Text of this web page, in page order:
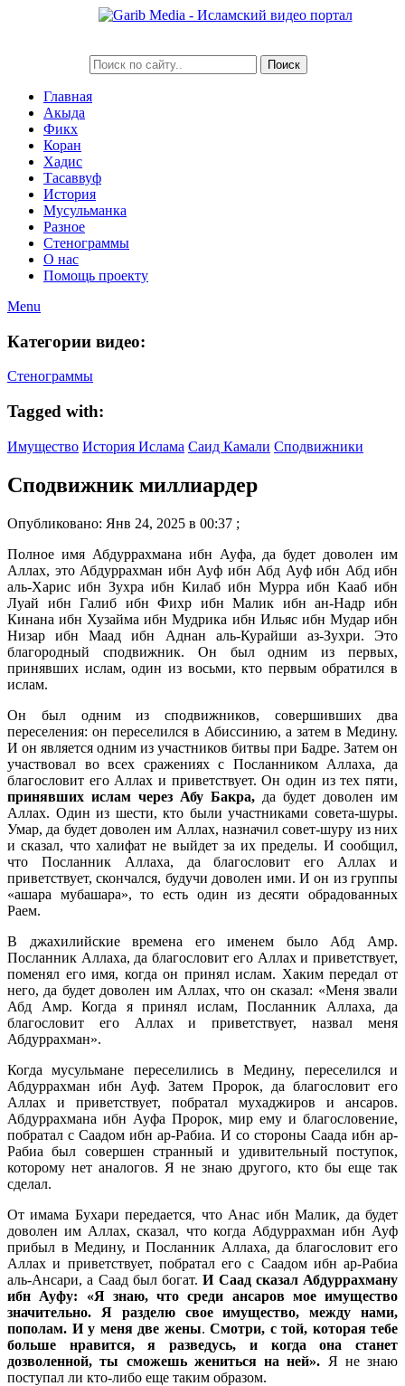
Главная
Акыда
Фикх
Коран
Хадис
Тасаввуф
История
Мусульманка
Разное
Стенограммы
О нас
Помощь проекту
Menu
Категории видео:
Стенограммы
Tagged with:
Имущество История Ислама Саид Камали Сподвижники
Сподвижник миллиардер
Опубликовано: Янв 24, 2025 в 00:37 ;
Полное имя Абдуррахмана ибн Ауфа, да будет доволен им
Аллах, это Абдуррахман ибн Ауф ибн Абд Ауф ибн Абд ибн
аль-Харис ибн Зухра ибн Килаб ибн Мурра ибн Кааб ибн
Луай ибн Галиб ибн Фихр ибн Малик ибн ан-Надр ибн
Кинана ибн Хузайма ибн Мудрика ибн Ильяс ибн Мудар ибн
Низар ибн Маад ибн Аднан аль-Курайши аз-Зухри. Это
благородный сподвижник. Он был одним из первых,
принявших ислам, один из восьми, кто первым обратился в
ислам.
Он был одним из сподвижников, совершивших два
переселения: он переселился в Абиссинию, а затем в Медину.
И он является одним из участников битвы при Бадре. Затем он
участвовал во всех сражениях с Посланником Аллаха, да
благословит его Аллах и приветствует. Он один из тех пяти,
принявших ислам через Абу Бакра, да будет доволен им
Аллах. Один из шести, кто были участниками совета-шуры.
Умар, да будет доволен им Аллах, назначил совет-шуру из них
и сказал, что халифат не выйдет за их пределы. И сообщил,
что Посланник Аллаха, да благословит его Аллах и
приветствует, скончался, будучи доволен ими. И он из группы
«ашара мубашара», то есть один из десяти обрадованных
Раем.
В джахилийские времена его именем было Абд Амр.
Посланник Аллаха, да благословит его Аллах и приветствует,
поменял его имя, когда он принял ислам. Хаким передал от
него, да будет доволен им Аллах, что он сказал: «Меня звали
Абд Амр. Когда я принял ислам, Посланник Аллаха, да
благословит его Аллах и приветствует, назвал меня
Абдуррахман».
Когда мусульмане переселились в Медину, переселился и
Абдуррахман ибн Ауф. Затем Пророк, да благословит его
Аллах и приветствует, побратал мухаджиров и ансаров.
Абдуррахмана ибн Ауфа Пророк, мир ему и благословение,
побратал с Саадом ибн ар-Рабиа. И со стороны Саада ибн ар-
Рабиа был совершен странный и удивительный поступок,
которому нет аналогов. Я не знаю другого, кто бы еще так
сделал.
От имама Бухари передается, что Анас ибн Малик, да будет
доволен им Аллах, сказал, что когда Абдуррахман ибн Ауф
прибыл в Медину, и Посланник Аллаха, да благословит его
Аллах и приветствует, побратал его с Саадом ибн ар-Рабиа
аль-Ансари, а Саад был богат.И Саад сказал Абдуррахману
ибн Ауфу: «Я знаю, что среди ансаров мое имущество
значительно. Я разделю свое имущество, между нами,
пополам. И у меня две жены. Смотри, с той, которая тебе
больше нравится, я разведусь, и когда она станет
дозволенной, ты сможешь жениться на ней». Я не знаю
поступал ли кто-либо еще таким образом.